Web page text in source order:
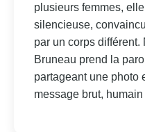
plusieurs femmes,
silencieuse,
par un corps différent.
Bruneau prend la
partageant une photo
message brut,